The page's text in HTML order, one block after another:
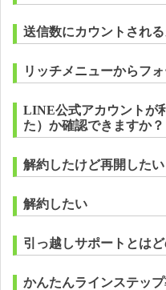
送信数にカウントされ
リッチメニューからフ
LINE公式アカウントが
た）か確認できますか？
解約したけど再開したい
解約したい
引っ越しサポートとは
かんたんラインステッ